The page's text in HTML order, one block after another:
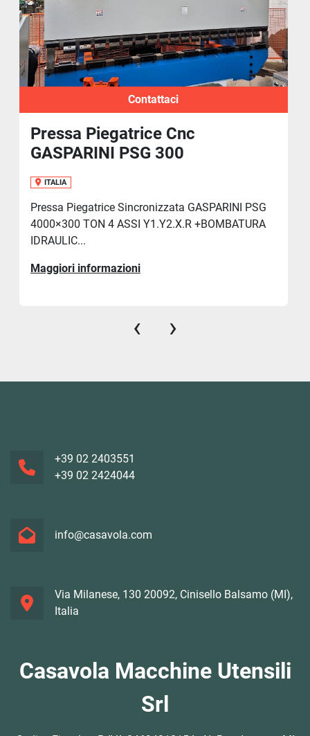
Contattaci
Pressa Piegatrice Cnc
GASPARINI PSG 300
ITALIA
Pressa Piegatrice Sincronizzata GASPARINI PSG
4000×300 TON 4 ASSI Y1.Y2.X.R +BOMBATURA
IDRAULIC...
Maggiori informazioni
‹ ›
+39 02 2403551
+39 02 2424044
info@casavola.com
Via Milanese, 130 20092, Cinisello Balsamo (MI),
Italia
Casavola Macchine Utensili
Srl